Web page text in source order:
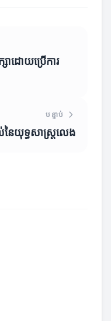
ាដោយប្រើការ
បន្ទាប់
ៃយុទ្ធសាស្ត្រលេង